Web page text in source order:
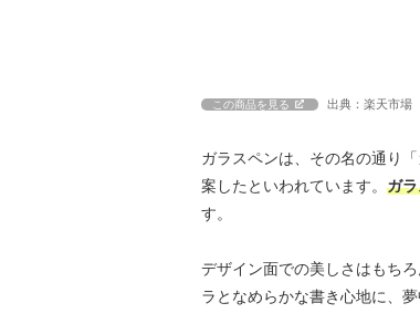
この商品を見る 出典：楽天市場
ガラスペンは、その名の通り
案したといわれています。 ガ
す。
デザイン面での美しさはもち
ラとなめらかな書き心地に、夢